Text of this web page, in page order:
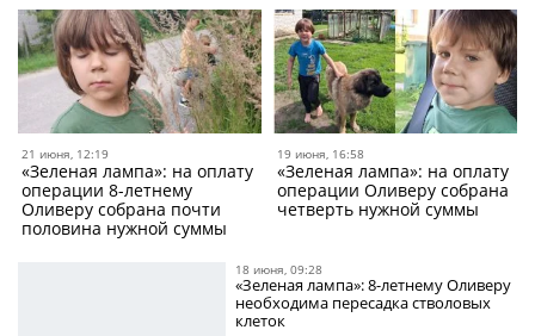
21 июня, 12:19
«Зеленая лампа»: на оплату
операции 8-летнему
Оливеру собрана почти
половина нужной суммы
19 июня, 16:58
«Зеленая лампа»: на оплату
операции Оливеру собрана
четверть нужной суммы
18 июня, 09:28
«Зеленая лампа»: 8-летнему Оливеру
необходима пересадка стволовых
клеток